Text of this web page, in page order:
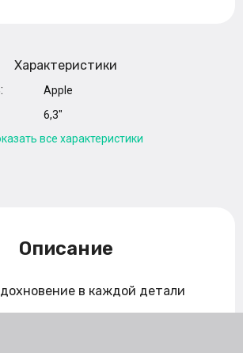
Характеристики
Apple
6,3"
все характеристики
Описание
в каждой детали